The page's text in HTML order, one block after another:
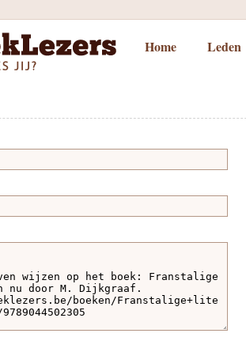
Home Leden